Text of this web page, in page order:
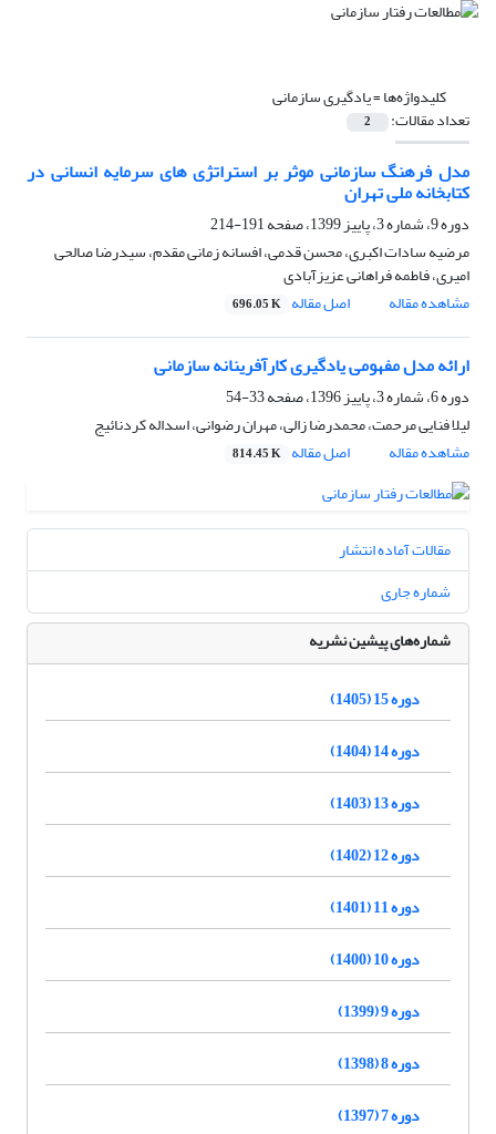
کلیدواژه‌ها =یادگیری سازمانی
تعداد مقالات: 2
مدل فرهنگ سازمانی موثر بر استراتژی های سرمایه انسانی در
کتابخانه ملی تهران
دوره 9، شماره 3، پاییز 1399، صفحه
191-214
مرضیه سادات اکبری، محسن قدمی، افسانه زمانی مقدم، سیدرضا صالحی
امیری، فاطمه فراهانی عزیزآبادی
مشاهده مقاله
اصل مقاله 696.05 K
ارائه مدل مفهومی یادگیری کارآفرینانه سازمانی
دوره 6، شماره 3، پاییز 1396، صفحه
33-54
لیلا فنایی مرحمت، محمدرضا زالی، مهران رضوانی، اسداله کردنائیج
مشاهده مقاله
اصل مقاله 814.45 K
مقالات آماده انتشار
شماره جاری
شماره‌های پیشین نشریه
دوره 15 (1405)
دوره 14 (1404)
دوره 13 (1403)
دوره 12 (1402)
دوره 11 (1401)
دوره 10 (1400)
دوره 9 (1399)
دوره 8 (1398)
دوره 7 (1397)